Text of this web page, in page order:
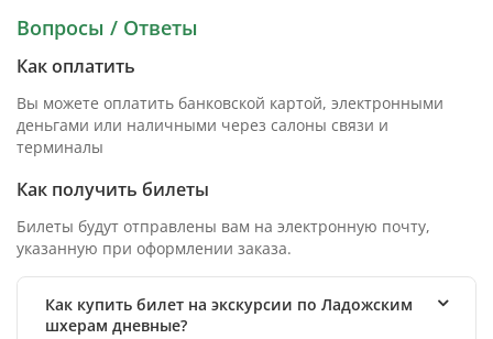
Вопросы / Ответы
Как оплатить
Вы можете оплатить банковской картой, электронными
деньгами или наличными через салоны связи и
терминалы
Как получить билеты
Билеты будут отправлены вам на электронную почту,
указанную при оформлении заказа.
Как купить билет на экскурсии по Ладожским
шхерам дневные?